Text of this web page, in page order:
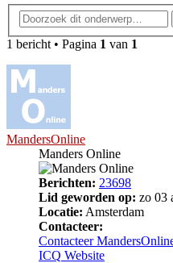
1 bericht • Pagina 1 van 1
MandersOnline
Manders Online
Berichten: 23698
Lid geworden op: zo 03
Locatie: Amsterdam
Contacteer:
Contacteer
ICQ Website